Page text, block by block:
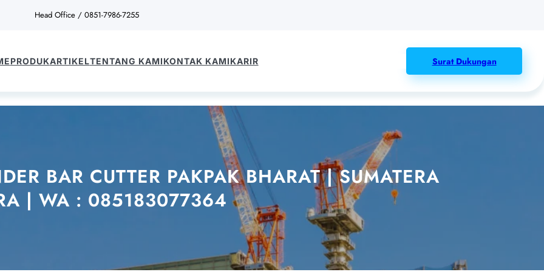
Head Office / 0851-7986-7255
PRODUKARTIKELTENTANG KAMIKONTAK KAMIKARIR Surat Dukungan
BAR CUTTER PAKPAK BHARAT | SUMATERA
| WA : 085183077364